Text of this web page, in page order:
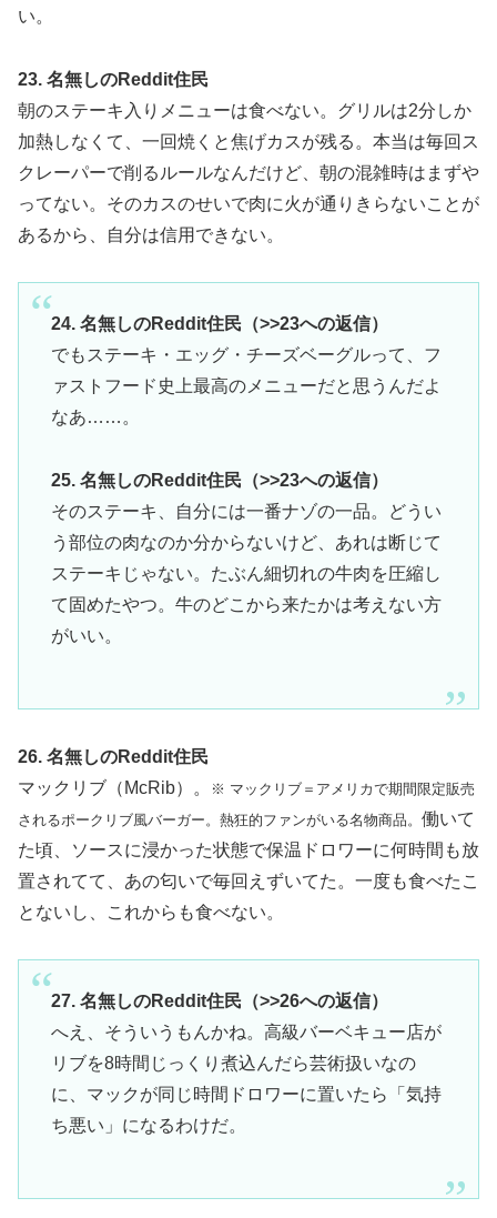
い。
23. 名無しのReddit住民
朝のステーキ入りメニューは食べない。グリルは2分しか
加熱しなくて、一回焼くと焦げカスが残る。本当は毎回ス
クレーパーで削るルールなんだけど、朝の混雑時はまずや
ってない。そのカスのせいで肉に火が通りきらないことが
あるから、自分は信用できない。
24. 名無しのReddit住民（>>23への返信）
でもステーキ・エッグ・チーズベーグルって、フ
ァストフード史上最高のメニューだと思うんだよ
なあ……。
25. 名無しのReddit住民（>>23への返信）
そのステーキ、自分には一番ナゾの一品。どうい
う部位の肉なのか分からないけど、あれは断じて
ステーキじゃない。たぶん細切れの牛肉を圧縮し
て固めたやつ。牛のどこから来たかは考えない方
がいい。
26. 名無しのReddit住民
マックリブ（McRib）。
※ マックリブ＝アメリカで期間限定販売
されるポークリブ風バーガー。熱狂的ファンがいる名物商品。 働いて
た頃、ソースに浸かった状態で保温ドロワーに何時間も放
置されてて、あの匂いで毎回えずいてた。一度も食べたこ
とないし、これからも食べない。
27. 名無しのReddit住民（>>26への返信）
へえ、そういうもんかね。高級バーベキュー店が
リブを8時間じっくり煮込んだら芸術扱いなの
に、マックが同じ時間ドロワーに置いたら「気持
ち悪い」になるわけだ。